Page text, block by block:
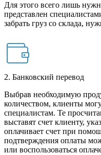
Для этого всего лишь
представлен
забрать груз со склада,
2. Банковский перевод
Выбрав необходимую
количеством, клиенты
специалистам. Те
выставят счет клиенту,
оплачивает счет при
подтверждения оплаты
или воспользоваться